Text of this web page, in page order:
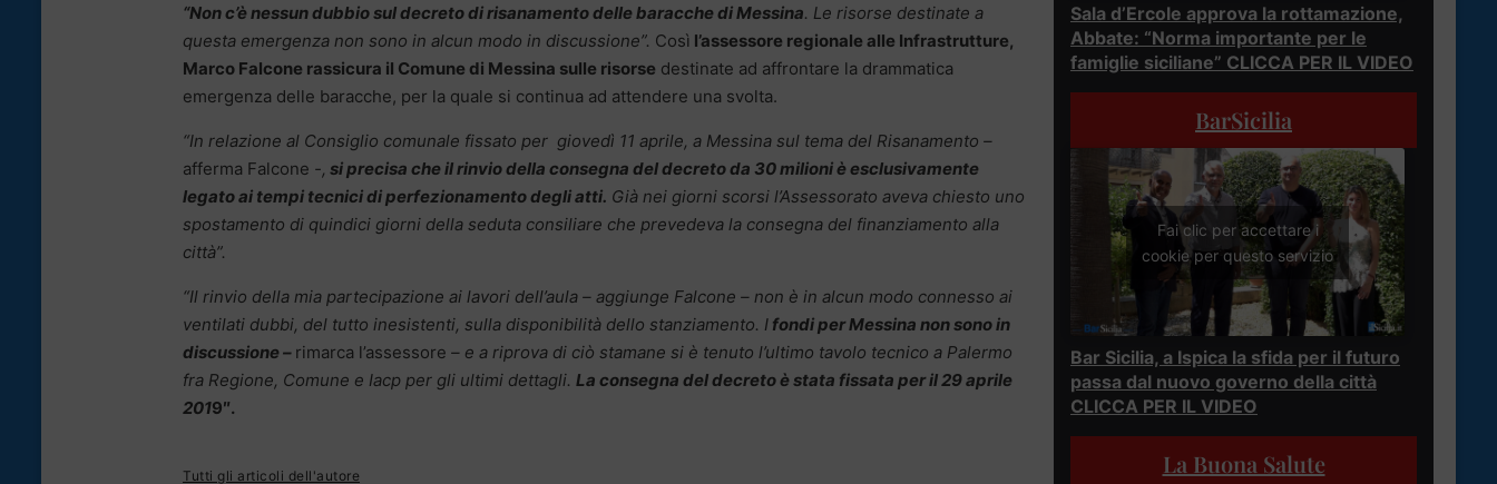
“Non c’è nessun dubbio sul decreto di risanamento delle baracche di Messina. Le risorse destinate a
questa emergenza non sono in alcun modo in discussione”. Così l’assessore regionale alle Infrastrutture,
Marco Falcone rassicura il Comune di Messina sulle risorse destinate ad affrontare la drammatica
emergenza delle baracche, per la quale si continua ad attendere una svolta.
“In relazione al Consiglio comunale fissato per giovedì 11 aprile, a Messina sul tema del Risanamento –
afferma Falcone -, si precisa che il rinvio della consegna del decreto da 30 milioni è esclusivamente
legato ai tempi tecnici di perfezionamento degli atti. Già nei giorni scorsi l’Assessorato aveva chiesto uno
spostamento di quindici giorni della seduta consiliare che prevedeva la consegna del finanziamento alla
città”.
“Il rinvio della mia partecipazione ai lavori dell’aula – aggiunge Falcone – non è in alcun modo connesso ai
ventilati dubbi, del tutto inesistenti, sulla disponibilità dello stanziamento. I fondi per Messina non sono in
discussione – rimarca l’assessore – e a riprova di ciò stamane si è tenuto l’ultimo tavolo tecnico a Palermo
fra Regione, Comune e Iacp per gli ultimi dettagli. La consegna del decreto è stata fissata per il 29 aprile
2019″.
Tutti gli articoli dell'autore
Sala d’Ercole approva la rottamazione,
Abbate: “Norma importante per le
famiglie siciliane” CLICCA PER IL VIDEO
BarSicilia
Fai clic per accettare i
cookie per questo servizio
Bar Sicilia, a Ispica la sfida per il futuro
passa dal nuovo governo della città
CLICCA PER IL VIDEO
La Buona Salute